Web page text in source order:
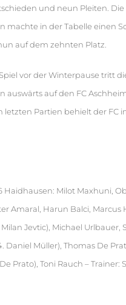
und neun Pleiten. Die
machte in der Tabelle einen
auf dem zehnten Platz.
vor der Winterpause tritt
auswärts auf den FC
letzten Partien behielt der FC
Haidhausen: Milot Maxhuni,
Amaral, Harun Balci, Marcus
Jevtic), Michael Urlbauer,
Daniel Müller), Thomas De
Prato), Toni Rauch – Trainer: